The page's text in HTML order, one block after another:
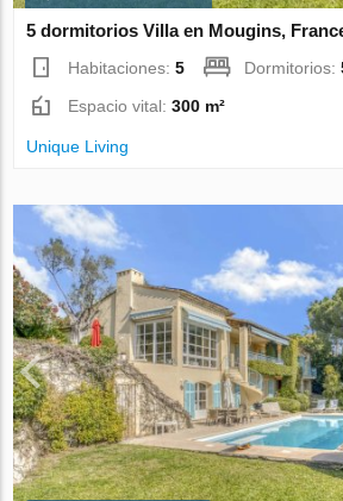
5 dormitorios Villa en Mougins,
Habitaciones:5 Dormitorios:
Espacio vital:300 m²
Unique Living